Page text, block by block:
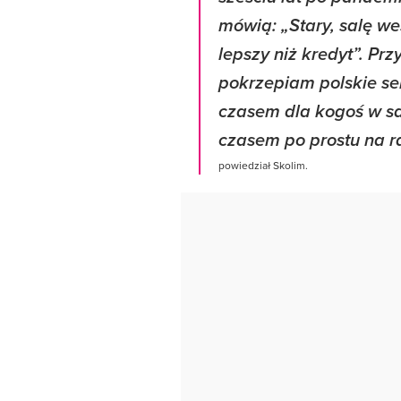
mówią: „Stary, salę
lepszy niż kredyt”.
pokrzepiam polskie
czasem dla kogoś w
czasem po prostu na
powiedział Skolim.